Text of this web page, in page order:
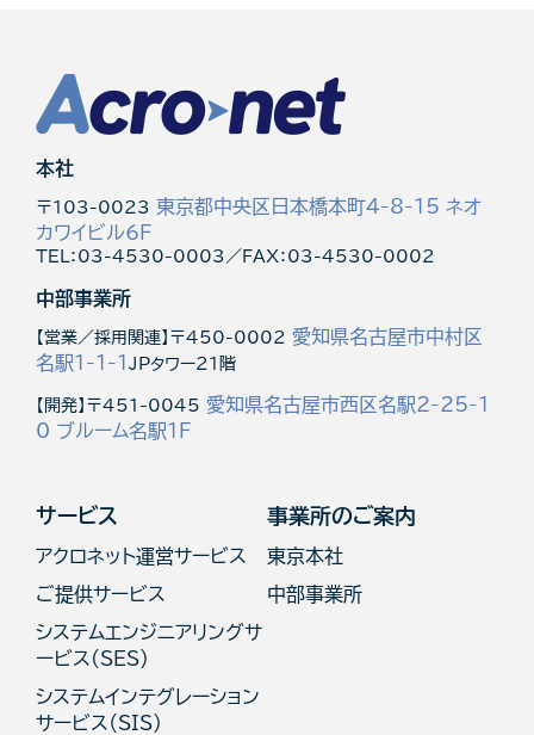
本社
〒103-0023 東京都中央区日本橋本町4-8-15 ネオ
カワイビル6F
TEL：03-4530-0003／FAX：03-4530-0002
中部事業所
【営業／採用関連】〒450-0002 愛知県名古屋市中村区
名駅1-1-1 JPタワー21階
【開発】〒451-0045 愛知県名古屋市西区名駅2-25-1
0 ブルーム名駅1F
サービス
アクロネット運営サービス
ご提供サービス
システムエンジニアリングサ
ービス(SES)
システムインテグレーション
サービス（SIS）
事業所のご案内
東京本社
中部事業所